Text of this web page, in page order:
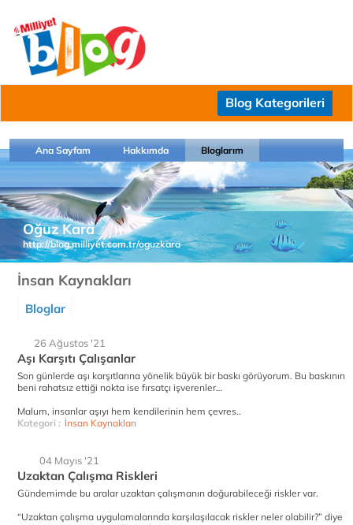
Blog Kategorileri
Ana Sayfam Hakkımda Bloglarım
Oğuz Kara
http://blog.milliyet.com.tr/oguzkara
İnsan Kaynakları
Bloglar
26 Ağustos '21
Aşı Karşıtı Çalışanlar
Son günlerde aşı karşıtlarına yönelik büyük bir baskı görüyorum. Bu baskının
beni rahatsız ettiği nokta ise fırsatçı işverenler…
Malum, insanlar aşıyı hem kendilerinin hem çevres..
Kategori : İnsan Kaynakları
04 Mayıs '21
Uzaktan Çalışma Riskleri
Gündemimde bu aralar uzaktan çalışmanın doğurabileceği riskler var.
“Uzaktan çalışma uygulamalarında karşılaşılacak riskler neler olabilir?” diye